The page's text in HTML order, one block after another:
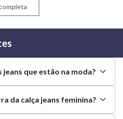
opções para
muita precisão e
lugar ou evento.
Torra trouxe, neste
variedade de modelos de
você consiga escolher
você pode encontrar por
jeans que estão na moda?
da calça jeans feminina?